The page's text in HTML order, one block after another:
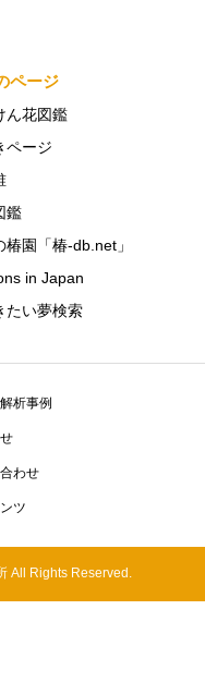
ページ
ん花図鑑
ページ
鑑
椿園「椿-db.net」
in Japan
たい夢検索
析事例
わせ
ツ
All Rights Reserved.